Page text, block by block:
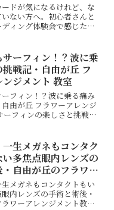
ドが気になるけれど、な
ない方へ。初心者さんと
ィング体験会で感じたこ
ついてもご紹介していま
ーフィン！？波に乗
戦記・自由が丘 フ
ンジメント 教室
フィン！？波に乗る痛み
由が丘 フラワーアレンジ
ーフィンの楽しさと挑戦サ
けでも神技？と思えるこ
一緒に...
生メガネもコンタク
い多焦点眼内レンズの
自由が丘のフラワー
ト教室
メガネもコンタクトもい
内レンズの手術と術後・
ワーアレンジメント教室